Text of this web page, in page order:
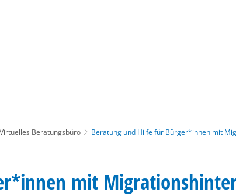
Virtuelles Beratungsbüro Beratung und Hilfe für Bürger*innen mit
mit